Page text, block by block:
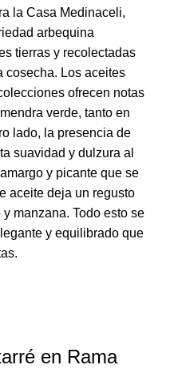
la Casa Medinaceli,
arbequina
tierras y recolectadas
cosecha. Los aceites
ofrecen notas
verde, tanto en
lado, la presencia de
suavidad y dulzura al
y picante que se
aceite deja un regusto
manzana. Todo esto se
y equilibrado que
en Rama